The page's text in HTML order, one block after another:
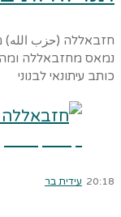
חזבאללה (حزب الله)
נמאס מחזבאללה
כותב עיתונאי לבנוני
20:18 עידית בר